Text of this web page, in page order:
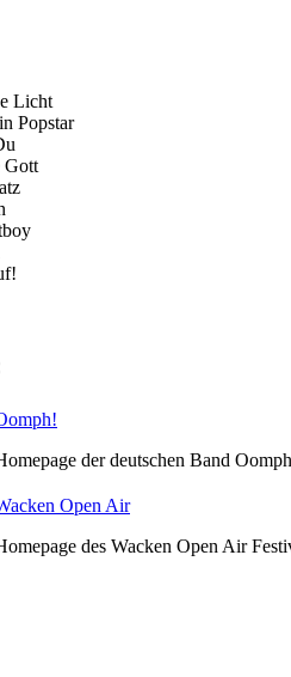
Licht
Popstar
Gott
der deutschen Band
Open Air
des Wacken Open Air